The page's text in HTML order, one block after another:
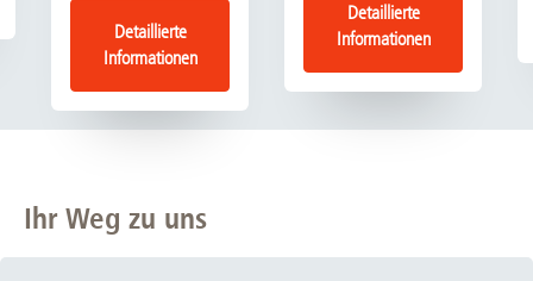
Detaillierte
Informationen
Detaillierte
Informationen
Ihr Weg zu uns